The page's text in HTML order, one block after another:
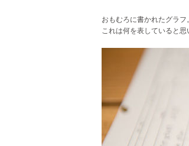
おもむろに書かれたグラフ。
これは何を表していると思